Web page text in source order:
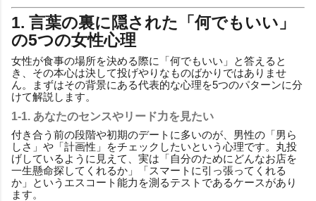
1. 言葉の裏に隠された「何でもいい」
の5つの女性心理
女性が食事の場所を決める際に「何でもいい」と答えると
き、その本心は決して投げやりなものばかりではありませ
ん。まずはその背景にある代表的な心理を5つのパターンに分
けて解説します。
1-1. あなたのセンスやリード力を見たい
付き合う前の段階や初期のデートに多いのが、男性の「男ら
しさ」や「計画性」をチェックしたいという心理です。丸投
げしているように見えて、実は「自分のためにどんなお店を
一生懸命探してくれるか」「スマートに引っ張ってくれる
か」というエスコート能力を測るテストであるケースがあり
ます。